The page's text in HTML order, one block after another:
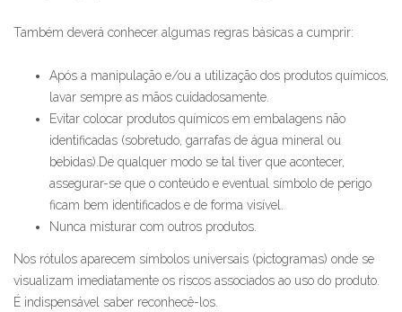
Também deverá conhecer algumas regras básicas a cumprir:
Após a manipulação e/ou a utilização dos produtos químicos,
lavar sempre as mãos cuidadosamente.
Evitar colocar produtos químicos em embalagens não
identificadas (sobretudo, garrafas de água mineral ou
bebidas).De qualquer modo se tal tiver que acontecer,
assegurar-se que o conteúdo e eventual símbolo de perigo
ficam bem identificados e de forma visível.
Nunca misturar com outros produtos.
Nos rótulos aparecem símbolos universais (pictogramas) onde se
visualizam imediatamente os riscos associados ao uso do produto.
É indispensável saber reconhecê-los.